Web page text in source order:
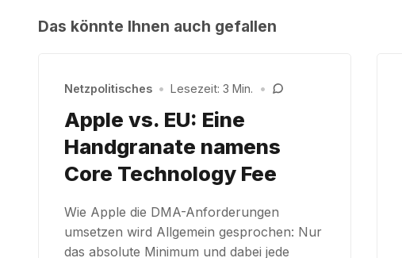
Das könnte Ihnen auch gefallen
Netzpolitisches • Lesezeit: 3 Min. •
Apple vs. EU: Eine
Handgranate namens
Core Technology Fee
Wie Apple die DMA-Anforderungen
umsetzen wird Allgemein gesprochen: Nur
das absolute Minimum und dabei jede